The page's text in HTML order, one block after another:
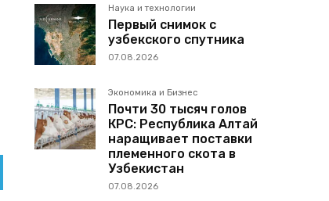
Наука и технологии
Первый снимок с
узбекского спутника
07.08.2026
Экономика и Бизнес
Почти 30 тысяч голов
КРС: Республика Алтай
наращивает поставки
племенного скота в
Узбекистан
07.08.2026